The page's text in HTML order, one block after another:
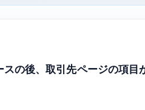
の後、取引先ページの項目